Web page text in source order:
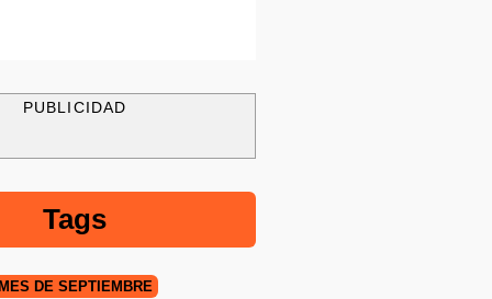
PUBLICIDAD
Tags
MES DE SEPTIEMBRE